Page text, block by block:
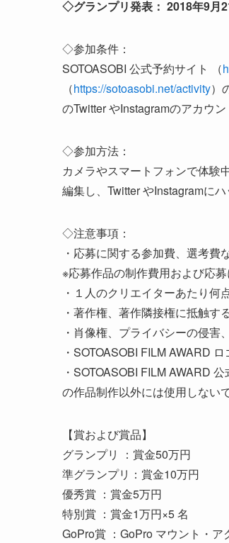
◇グランプリ発表： 2018年9月
◇参加条件：
SOTOASOBI 公式予約サイト （
（https://sotoasobi.net/activity）
のTwitter やInstagramのアカウン
◇参加方法：
カメラやスマートフォンで体験
編集し、Twitter やInstagramに
◇注意事項：
・応募に関する参加費、選考費
※応募作品の制作費用および応
・１人のクリエイターあたり何
・著作権、著作隣接権に抵触す
・肖像権、プライバシーの侵害
・SOTOASOBI FILM AWARD
・SOTOASOBI FILM AWARD
の作品制作以外には使用しない
【賞および賞品】
グランプリ ：賞金50万円
準グランプリ：賞金10万円
優秀賞 ：賞金5万円
特別賞 ：賞金1万円×5 名
GoPro賞 ：GoPro マウント・